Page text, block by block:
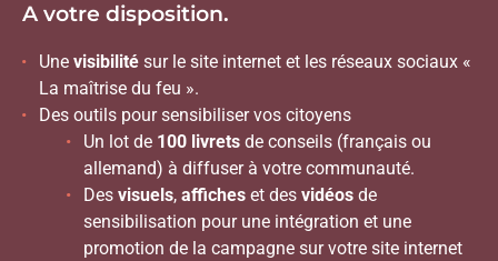
A votre disposition.
Une visibilité sur le site internet et les réseaux sociaux «
La maîtrise du feu ».
Des outils pour sensibiliser vos citoyens
Un lot de 100 livrets de conseils (français ou
allemand) à diffuser à votre communauté.
Des visuels, affiches et des vidéos de
sensibilisation pour une intégration et une
promotion de la campagne sur votre site internet